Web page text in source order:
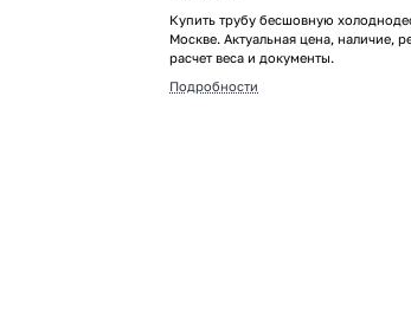
Купить трубу бесшовную
Москве. Актуальная цена, наличие,
расчет веса и документы.
Подробности